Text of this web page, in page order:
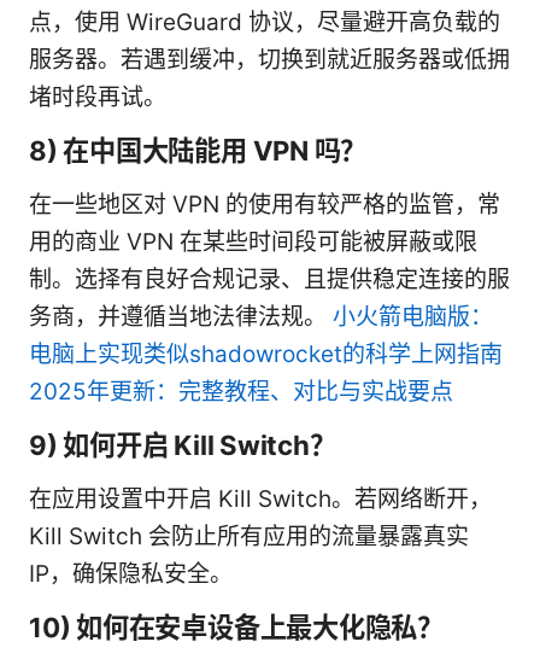
点，使用 WireGuard 协议，尽量避开高负载的
服务器。若遇到缓冲，切换到就近服务器或低拥
堵时段再试。
8) 在中国大陆能用 VPN 吗？
在一些地区对 VPN 的使用有较严格的监管，常
用的商业 VPN 在某些时间段可能被屏蔽或限
制。选择有良好合规记录、且提供稳定连接的服
务商，并遵循当地法律法规。 小火箭电脑版：
电脑上实现类似shadowrocket的科学上网指南
2025年更新：完整教程、对比与实战要点
9) 如何开启 Kill Switch？
在应用设置中开启 Kill Switch。若网络断开，
Kill Switch 会防止所有应用的流量暴露真实
IP，确保隐私安全。
10) 如何在安卓设备上最大化隐私？